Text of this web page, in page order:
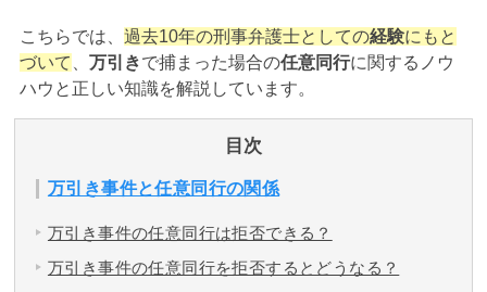
アトムについて知りたい方
アクセス
こちらでは、 過去10年の刑事弁護士としての経験にもと
づいて
万引きで捕まった場合の任意同行に関するノウ
ハウと正しい知識を解説しています。
目次
万引き事件と任意同行の関係
万引き事件の任意同行は拒否できる？
万引き事件の任意同行を拒否するとどうなる？